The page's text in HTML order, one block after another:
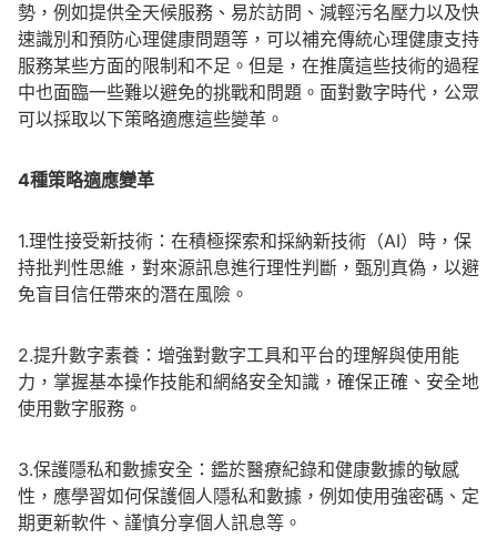
勢，例如提供全天候服務、易於訪問、減輕污名壓力以及快
速識別和預防心理健康問題等，可以補充傳統心理健康支持
服務某些方面的限制和不足。但是，在推廣這些技術的過程
中也面臨一些難以避免的挑戰和問題。面對數字時代，公眾
可以採取以下策略適應這些變革。
4種策略適應變革
1.理性接受新技術：在積極探索和採納新技術（AI）時，保
持批判性思維，對來源訊息進行理性判斷，甄別真偽，以避
免盲目信任帶來的潛在風險。
2.提升數字素養：增強對數字工具和平台的理解與使用能
力，掌握基本操作技能和網絡安全知識，確保正確、安全地
使用數字服務。
3.保護隱私和數據安全：鑑於醫療紀錄和健康數據的敏感
性，應學習如何保護個人隱私和數據，例如使用強密碼、定
期更新軟件、謹慎分享個人訊息等。